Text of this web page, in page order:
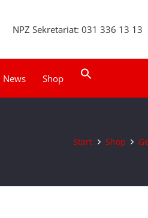
NPZ Sekretariat: 031 336 13 13
News Shop for:
Start Shop